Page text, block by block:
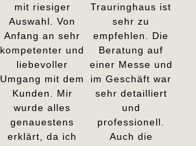
mit riesiger
Auswahl. Von
Anfang an sehr
kompetenter und
liebevoller
Umgang mit dem
Kunden. Mir
wurde alles
genauestens
erklärt, da ich
Trauringhaus ist
sehr zu
empfehlen. Die
Beratung auf
einer Messe und
im Geschäft war
sehr detailliert
und
professionell.
Auch die